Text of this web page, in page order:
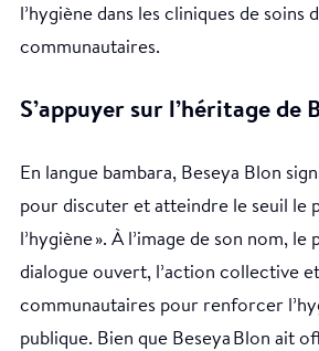
l’hygiène dans les cliniques de soins
communautaires.
S’appuyer sur l’héritage de
En langue bambara, Beseya Blon
pour discuter et atteindre le seuil le
l’hygiène ». À l’image de son nom,
dialogue ouvert, l’action collective
communautaires pour renforcer
publique. Bien que Beseya Blon ait